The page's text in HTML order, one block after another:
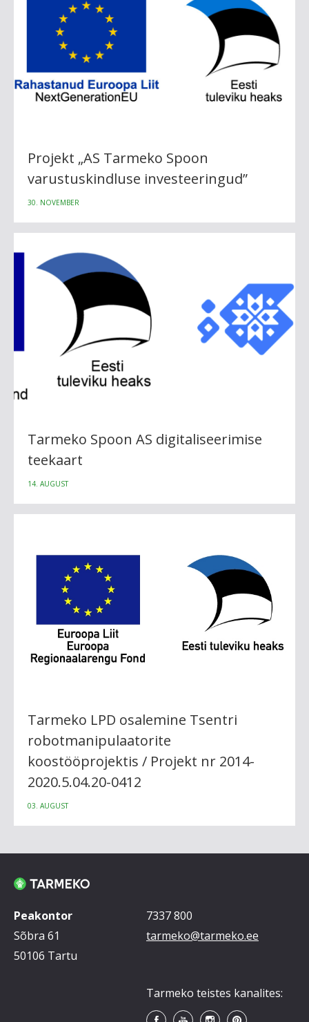
Projekt „AS Tarmeko Spoon
varustuskindluse investeeringud”
30. NOVEMBER
Tarmeko Spoon AS digitaliseerimise
teekaart
14. AUGUST
Tarmeko LPD osalemine Tsentri
robotmanipulaatorite
koostööprojektis / Projekt nr 2014-
2020.5.04.20-0412
03. AUGUST
Peakontor
Sõbra 61
50106 Tartu
7337 800
tarmeko@tarmeko.ee
Tarmeko teistes kanalites: